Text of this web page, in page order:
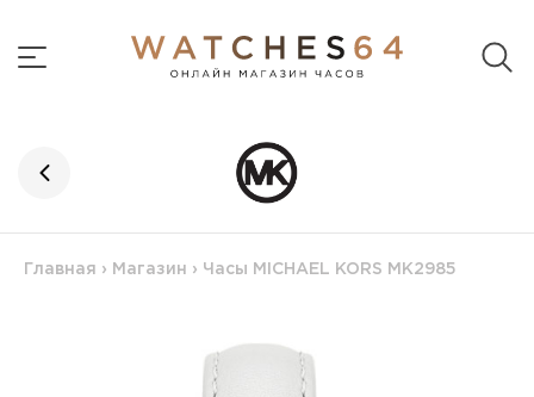
Главная › Магазин › Часы MICHAEL KORS MK2985